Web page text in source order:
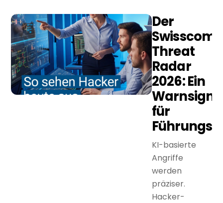
Der
Swisscom
Threat
Radar
2026: Ein
für
KI-basierte
Angriffe
werden
präziser.
Hacker-